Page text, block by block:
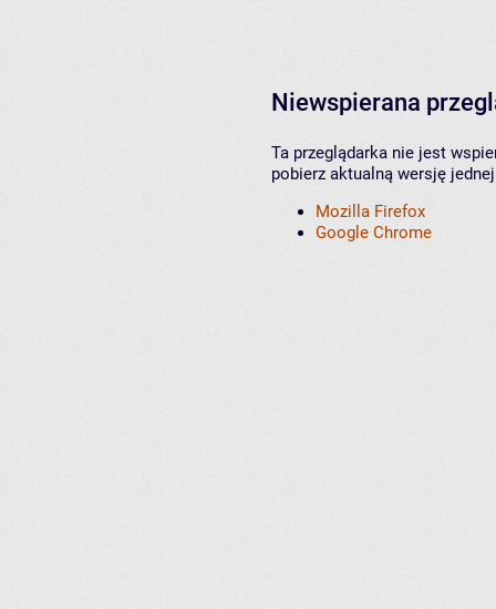
Niewspierana
Ta przeglądarka nie jest
pobierz aktualną wersję
Mozilla Firefox
Google Chrome